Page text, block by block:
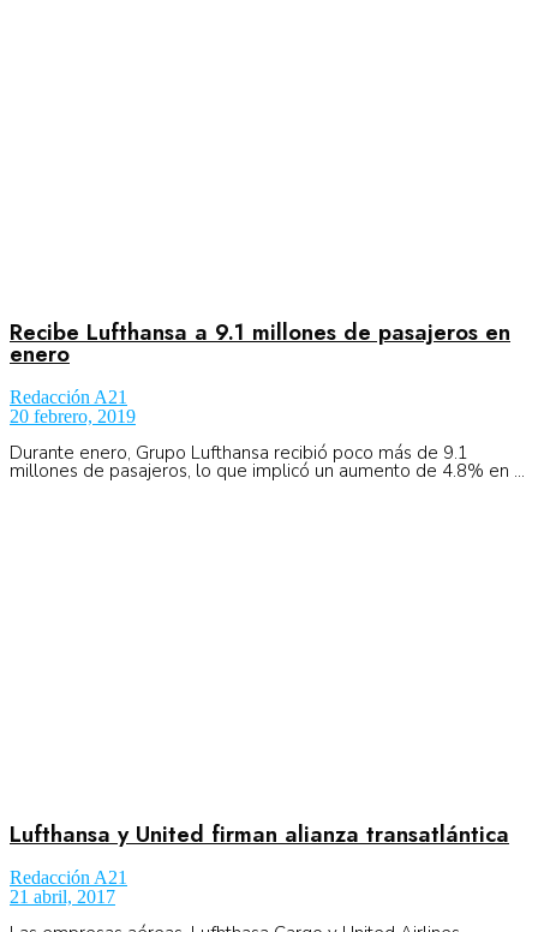
No Result
View All Result
Recibe Lufthansa a 9.1 millones de pasajeros en
enero
Redacción A21
20 febrero, 2019
Durante enero, Grupo Lufthansa recibió poco más de 9.1
millones de pasajeros, lo que implicó un aumento de 4.8% en ...
Lufthansa y United firman alianza transatlántica
Redacción A21
21 abril, 2017